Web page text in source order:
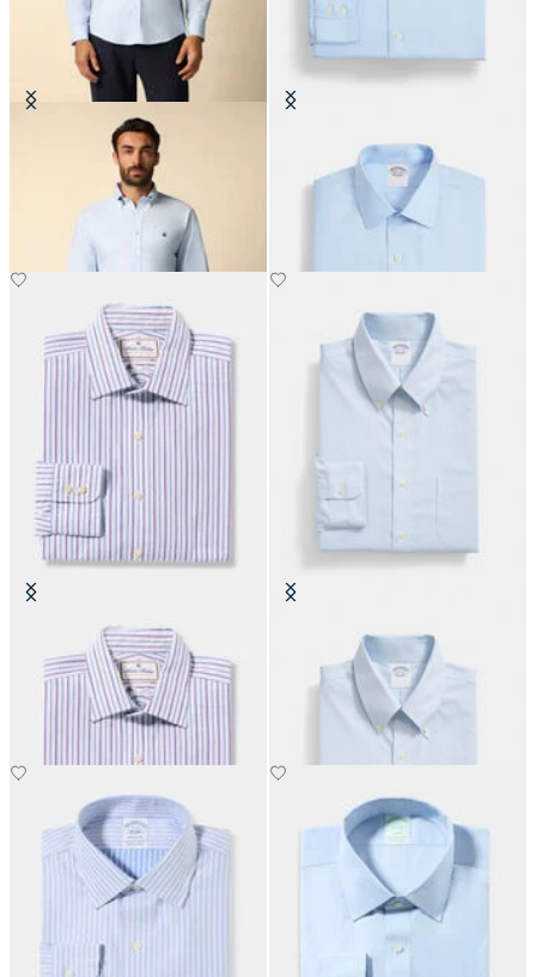
Chemise Oxford Regular Fit avec
Col Button Down
Chemise Slim Fit Non-Iron en
coton avec col Ainsley
Chemise Thomas Mason Regular
Fit en coton avec col Ainsley
Chemise Regular Fit Non-Iron en
Oxford avec Col Button Down